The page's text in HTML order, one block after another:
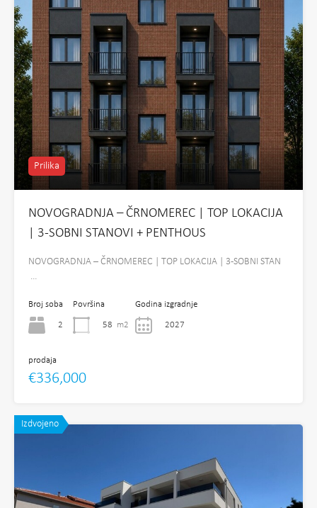
Prilika
NOVOGRADNJA – ČRNOMEREC | TOP LOKACIJA
| 3-SOBNI STANOVI + PENTHOUS
NOVOGRADNJA – ČRNOMEREC | TOP LOKACIJA | 3-SOBNI STAN
…
Broj soba
2
Površina
58 m2
Godina izgradnje
2027
prodaja
€336,000
Izdvojeno